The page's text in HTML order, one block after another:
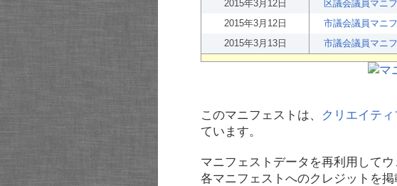
2015年3月12日
区議会議員マニ
2015年3月12日
市議会議員マニ
2015年3月13日
市議会議員マニ
このマニフェストは、 クリエイテ
ています。
マニフェストデータを再利用してウ
各マニフェストへのクレジットを掲